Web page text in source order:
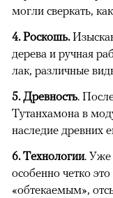
могли сверкать,
4. Роскошь.
дерева и ручная
лак, различные
5. Древность.
Тутанхамона в
наследие древних
6. Технологии. Уже
особенно четко
«обтекаемым»,